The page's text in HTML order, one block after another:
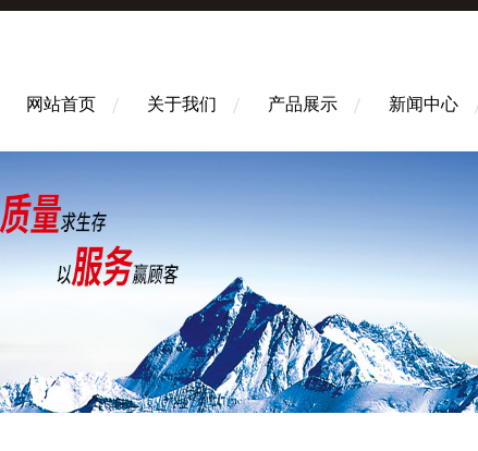
网站首页 关于我们 产品展示 新闻中心